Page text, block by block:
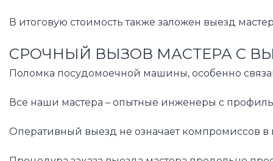
В итоговую стоимость также заложен выезд
СРОЧНЫЙ ВЫЗОВ МАСТЕРА С
Поломка посудомоечной машины, особенно
Все наши мастера – опытные инженеры с
Оперативный выезд не означает компромиссов в